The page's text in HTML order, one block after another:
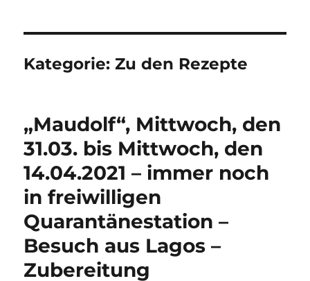
Kategorie:Zu den Rezepte
„Maudolf“, Mittwoch, den
31.03. bis Mittwoch, den
14.04.2021 – immer noch
in freiwilligen
Quarantänestation –
Besuch aus Lagos –
Zubereitung